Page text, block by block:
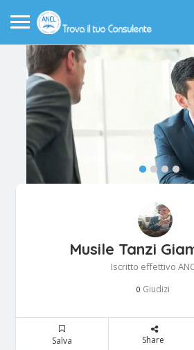
Musile Tanzi
Iscritto effettivo
0 Giudizi
Salva Share